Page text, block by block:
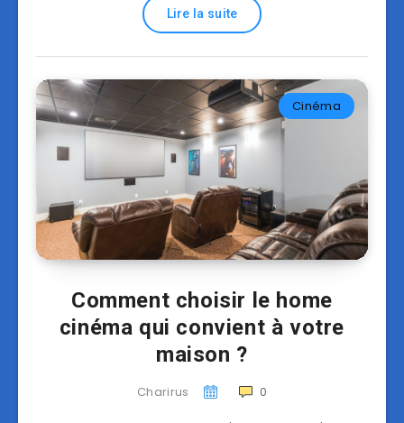
Lire la suite
Cinéma
Comment choisir le home
cinéma qui convient à votre
maison ?
Charirus 0